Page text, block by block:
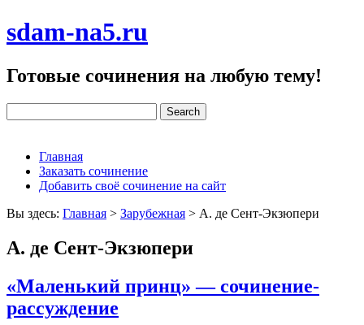
sdam-na5.ru
Готовые сочинения на любую тему!
Главная
Заказать сочинение
Добавить своё сочинение на сайт
Вы здесь: Главная > Зарубежная > А. де Сент-Экзюпери
А. де Сент-Экзюпери
«Маленький принц» — сочинение-
рассуждение